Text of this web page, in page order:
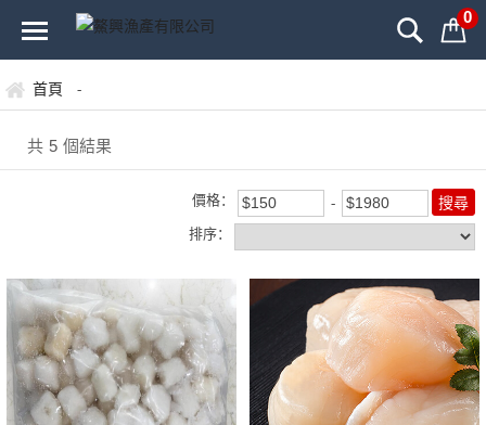
0
首頁 -
共 5 個結果
價格：
排序：